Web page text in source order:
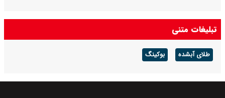
تبلیغات متنی
طلای آبشده بوکینگ